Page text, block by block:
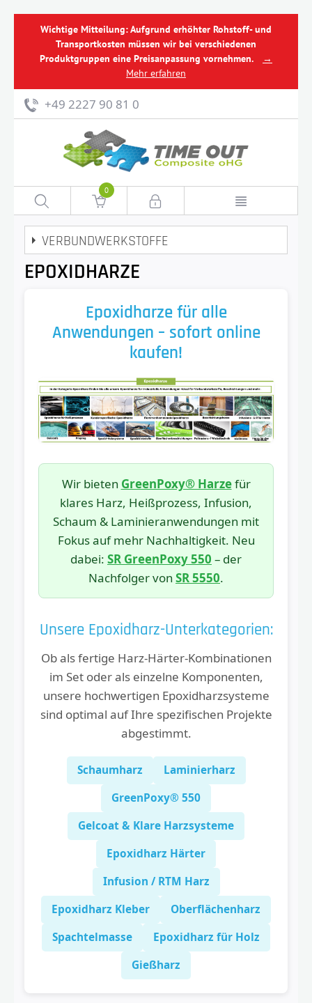
Wichtige Mitteilung: Aufgrund erhöhter Rohstoff- und
Transportkosten müssen wir bei verschiedenen
Produktgruppen eine Preisanpassung vornehmen.
→
Mehr erfahren
+49 2227 90 81 0
0
VERBUNDWERKSTOFFE
EPOXIDHARZE
Epoxidharze für alle
Anwendungen – sofort online
kaufen!
Wir bieten GreenPoxy® Harzefür
klares Harz, Heißprozess, Infusion,
Schaum & Laminieranwendungen mit
Fokus auf mehr Nachhaltigkeit. Neu
dabei: SR GreenPoxy 550 – der
Nachfolger von SR 5550.
Unsere Epoxidharz-Unterkategorien:
Ob als fertige Harz-Härter-Kombinationen
im Set oder als einzelne Komponenten,
unsere hochwertigen Epoxidharzsysteme
sind optimal auf Ihre spezifischen Projekte
abgestimmt.
Schaumharz
Laminierharz
GreenPoxy® 550
Gelcoat & Klare Harzsysteme
Epoxidharz Härter
Infusion / RTM Harz
Epoxidharz Kleber
Oberflächenharz
Spachtelmasse
Epoxidharz für Holz
Gießharz